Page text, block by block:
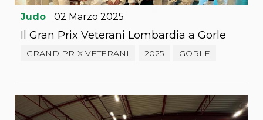
Judo 02 Marzo 2025
Il Gran Prix Veterani Lombardia a Gorle
GRAND PRIX VETERANI 2025 GORLE